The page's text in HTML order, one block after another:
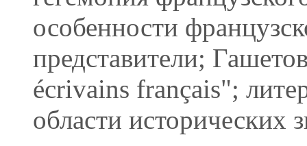
особенности
представители;
écrivains français";
области исторических